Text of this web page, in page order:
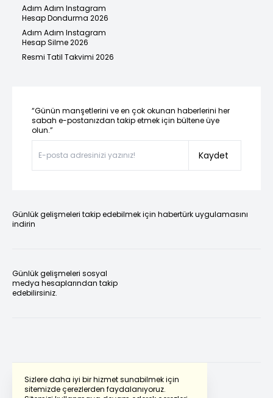
Sizlere daha iyi bir hizmet sunabilmek için
sitemizde çerezlerden faydalanıyoruz.
Adım Adım Instagram
Hesap Dondurma 2026
Adım Adım Instagram
Hesap Silme 2026
Resmi Tatil Takvimi 2026
“Günün manşetlerini ve en çok okunan haberlerini her
sabah e-postanızdan takip etmek için bültene üye
olun.”
Kaydet
Günlük gelişmeleri takip edebilmek için habertürk uygulamasını
indirin
Günlük gelişmeleri sosyal
medya hesaplarından takip
edebilirsiniz.